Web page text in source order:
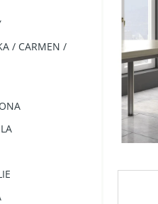
/ CARMEN /